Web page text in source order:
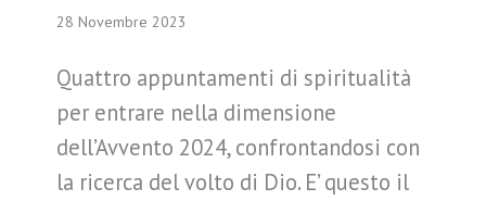
28 Novembre 2023
Quattro appuntamenti di spiritualità
per entrare nella dimensione
dell’Avvento 2024, confrontandosi con
la ricerca del volto di Dio. E’ questo il